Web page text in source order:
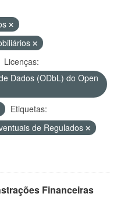
Licenças:
Dados (ODbL) do Open
Etiquetas:
de Regulados
Financeiras